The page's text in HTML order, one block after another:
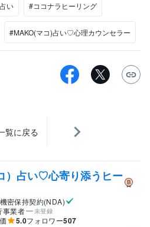
い #ココナラヒーリング
#MAKO(マコ)占い♡心理カウンセラー
覧に戻る
）占い♡心寄り添うヒー
機密保持契約(NDA)
事業者
未登録
5.0フォロワー507